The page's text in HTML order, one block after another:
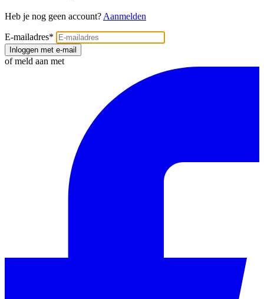
Heb je nog geen account? Aanmelden
E-mailadres*
Inloggen met e-mail
of meld aan met